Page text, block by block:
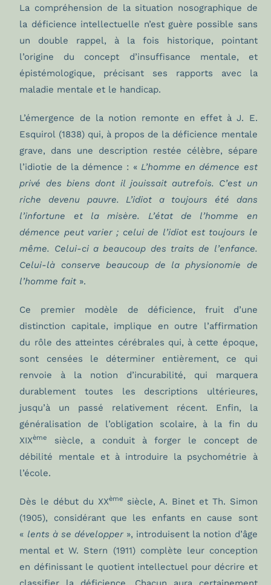
La compréhension de la situation nosographique de
la déficience intellectuelle n’est guère possible sans
un double rappel, à la fois historique, pointant
l’origine du concept d’insuffisance mentale, et
épistémologique, précisant ses rapports avec la
maladie mentale et le handicap.
L’émergence de la notion remonte en effet à J. E.
Esquirol (1838) qui, à propos de la déficience mentale
grave, dans une description restée célèbre, sépare
l’idiotie de la démence : « L’homme en démence est
privé des biens dont il jouissait autrefois. C’est un
riche devenu pauvre. L’idiot a toujours été dans
l’infortune et la misère. L’état de l’homme en
démence peut varier ; celui de l’idiot est toujours le
même. Celui-ci a beaucoup des traits de l’enfance.
Celui-là conserve beaucoup de la physionomie de
l’homme fait ».
Ce premier modèle de déficience, fruit d’une
distinction capitale, implique en outre l’affirmation
du rôle des atteintes cérébrales qui, à cette époque,
sont censées le déterminer entièrement, ce qui
renvoie à la notion d’incurabilité, qui marquera
durablement toutes les descriptions ultérieures,
jusqu’à un passé relativement récent. Enfin, la
généralisation de l’obligation scolaire, à la fin du
XIXème
siècle, a conduit à forger le concept de
débilité mentale et à introduire la psychométrie à
l’école.
Dès le début du XXème
siècle, A. Binet et Th. Simon
(1905), considérant que les enfants en cause sont
« lents à se développer», introduisent la notion d’âge
mental et W. Stern (1911) complète leur conception
en définissant le quotient intellectuel pour décrire et